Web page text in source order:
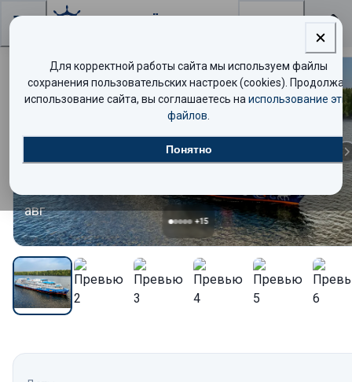
+15
Комфорт
10
авг
Для корректной работы сайта мы используем файлы
сохранения пользовательских настроек (cookies). Продолжая
использование сайта, вы соглашаетесь на использование
файлов
Понятно